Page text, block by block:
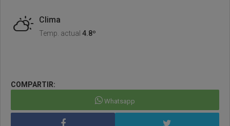
Clima
Temp. actual 4.8º
COMPARTIR:
Whatsapp